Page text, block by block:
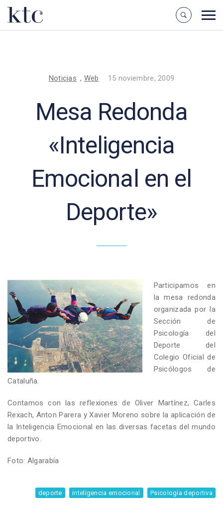
Noticias , Web 15 noviembre, 2009
Mesa Redonda
«Inteligencia
Emocional en el
Deporte»
Participamos en
la mesa redonda
organizada por la
Sección de
Psicología del
Deporte del
Colegio Oficial de
Psicólogos de
Cataluña.
Contamos con las reflexiones de Oliver Martínez, Carles
Rexach, Anton Parera y Xavier Moreno sobre la aplicación de
la Inteligencia Emocional en las diversas facetas del mundo
deportivo.
Foto: Algarabía
deporte inteligencia emocional Psicología deportiva